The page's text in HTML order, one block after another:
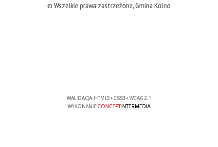
© Wszelkie prawa zastrzeżone, Gmina Kolno
WALIDACJA: HTML5+CSS3+WCAG 2.1
WYKONANIE CONCEPTINTERMEDIA